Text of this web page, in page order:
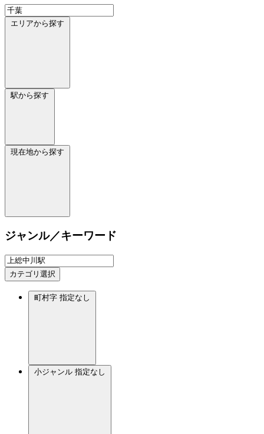
エリアから探す
駅から探す
現在地から探す
ジャンル／キーワード
カテゴリ選択
町村字 指定なし
小ジャンル 指定なし